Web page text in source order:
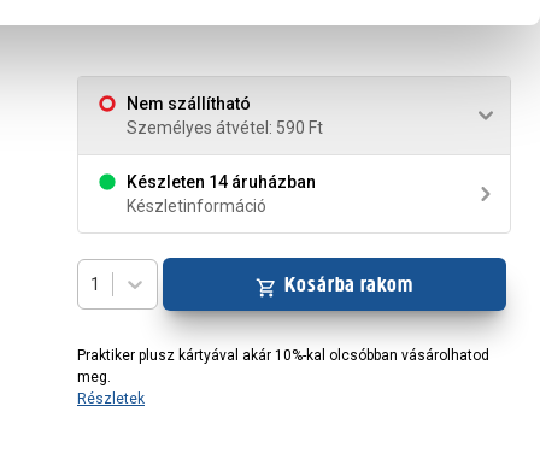
Nem szállítható
Személyes átvétel: 590 Ft
Készleten 14 áruházban
Készletinformáció
1 Kosárba rakom
Praktiker plusz kártyával akár 10%-kal olcsóbban vásárolhatod
meg.
Részletek